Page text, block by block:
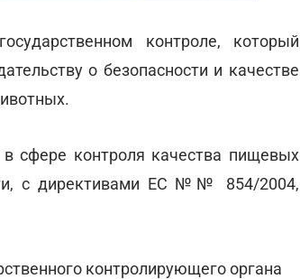
контроле, который
о безопасности и качестве
в сфере контроля качества пищевых
с директивами ЕС №№ 854/2004,
контролирующего органа